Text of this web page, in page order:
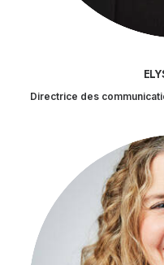
Directrice des